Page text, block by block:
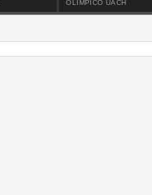
OLIMPICO UACH